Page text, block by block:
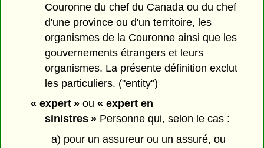
Couronne du chef du Canada ou du chef
d'une province ou d'un territoire, les
organismes de la Couronne ainsi que les
gouvernements étrangers et leurs
organismes. La présente définition exclut
les particuliers. ("entity")
« expert »ou « expert en
sinistres » Personne qui, selon le cas :
a) pour un assureur ou un assuré, ou